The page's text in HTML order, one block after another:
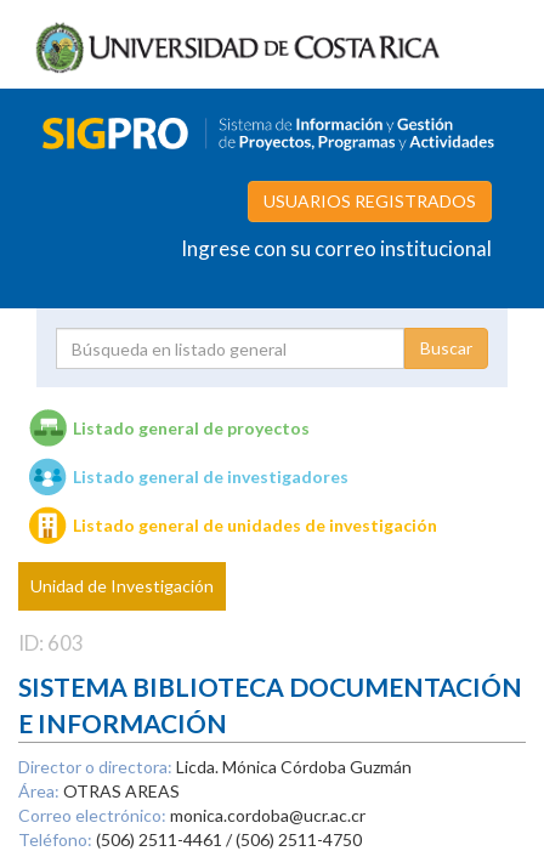
USUARIOS REGISTRADOS
Ingrese con su correo institucional
Unidades de investigación
Listado general de proyectos
Listado general de investigadores
Listado general de unidades de investigación
Unidad de Investigación
ID: 603
SISTEMA BIBLIOTECA DOCUMENTACIÓN
E INFORMACIÓN
Director o directora: Licda. Mónica Córdoba Guzmán
Área: OTRAS AREAS
Correo electrónico: monica.cordoba@ucr.ac.cr
Teléfono: (506) 2511-4461 / (506) 2511-4750